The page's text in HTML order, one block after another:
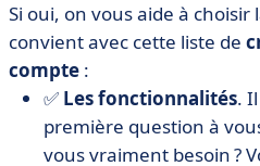
Si oui, on vous aide à
convient avec cette liste de
compte :
✅ Les fonctionnalités.
première question à
vous vraiment besoin ?